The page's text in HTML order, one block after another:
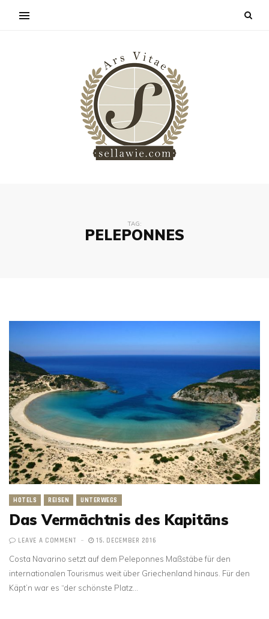
TAG:
PELEPONNES
HOTELS REISEN UNTERWEGS
Das Vermächtnis des Kapitäns
LEAVE A COMMENT 15. DECEMBER 2016
Costa Navarino setzt auf dem Peleponnes Maßstäbe für den
internationalen Tourismus weit über Griechenland hinaus. Für den
Käpt’n war es “der schönste Platz…